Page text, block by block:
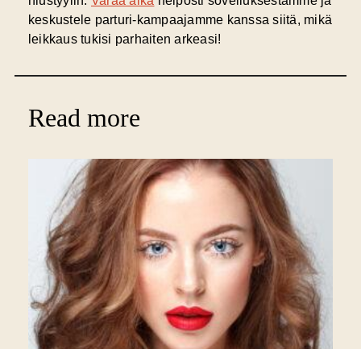
keskustele parturi-kampaajamme kanssa siitä, mikä
leikkaus tukisi parhaiten arkeasi!
Read more